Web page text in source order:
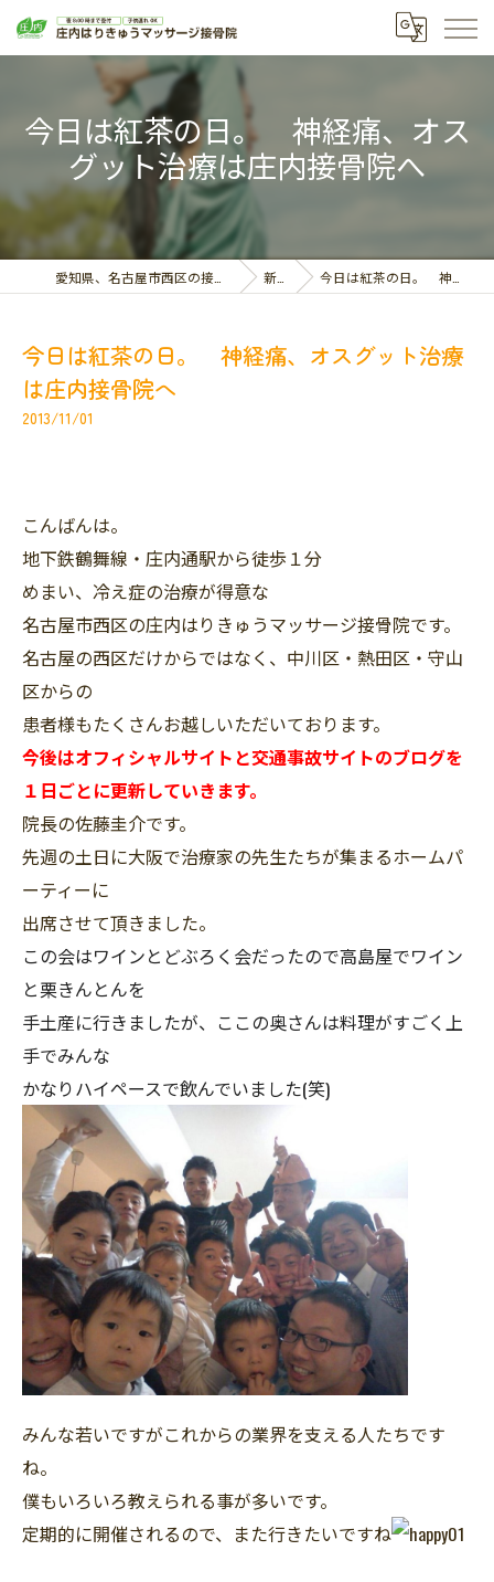
今日は紅茶の日。 神経痛、オス
グット治療は庄内接骨院へ
新着情報 今日は紅茶の日。 神経痛、オスグット治療は庄内接骨院へ
今日は紅茶の日。 神経痛、オスグット治療
は庄内接骨院へ
2013/11/01
こんばんは。
地下鉄鶴舞線・庄内通駅から徒歩１分
めまい、冷え症の治療が得意な
名古屋市西区の庄内はりきゅうマッサージ接骨院です。
名古屋の西区だけからではなく、中川区・熱田区・守山
区からの
患者様もたくさんお越しいただいております。
今後はオフィシャルサイトと交通事故サイトのブログを
１日ごとに更新していきます。
院長の佐藤圭介です。
先週の土日に大阪で治療家の先生たちが集まるホームパ
ーティーに
出席させて頂きました。
この会はワインとどぶろく会だったので高島屋でワイン
と栗きんとんを
手土産に行きましたが、ここの奥さんは料理がすごく上
手でみんな
かなりハイペースで飲んでいました(笑)
みんな若いですがこれからの業界を支える人たちです
ね。
僕もいろいろ教えられる事が多いです。
定期的に開催されるので、また行きたいですね